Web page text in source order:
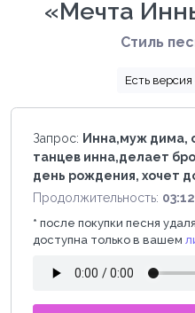
«Мечта
Стиль
Есть
Запрос: Инна,муж дима,
танцев инна,делает
день рождения, хочет
Продолжительность: 03:12
* после покупки песня
доступна только в вашем